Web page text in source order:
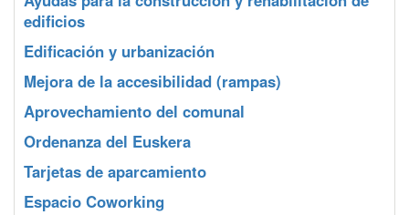
edificios
Edificación y urbanización
Mejora de la accesibilidad (rampas)
Aprovechamiento del comunal
Ordenanza del Euskera
Tarjetas de aparcamiento
Espacio Coworking